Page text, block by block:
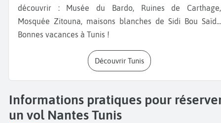
découvrir : Musée du Bardo, Ruines de Carthage,
Mosquée Zitouna, maisons blanches de Sidi Bou Saïd...
Bonnes vacances à Tunis !
Découvrir Tunis
Informations pratiques pour
un vol Nantes Tunis